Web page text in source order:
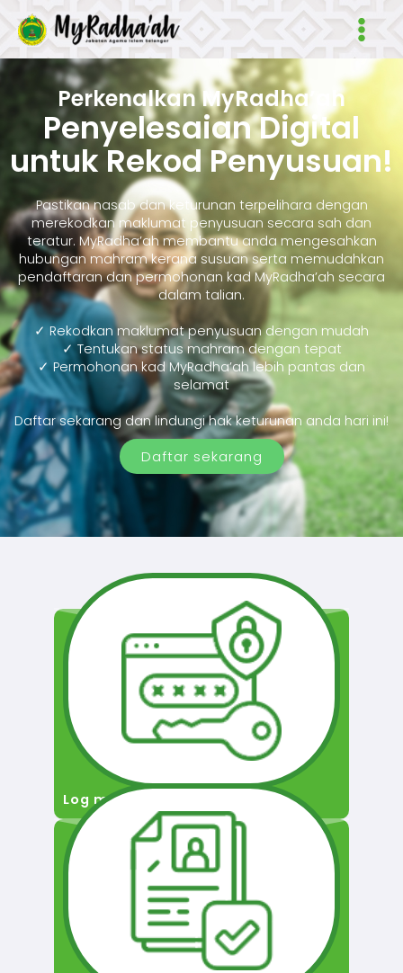
Main
Perkenalkan MyRadha’ah
Penyelesaian Digital
untuk Rekod Penyusuan!
Pastikan nasab dan keturunan terpelihara dengan
merekodkan maklumat penyusuan secara sah dan
teratur. MyRadha’ah membantu anda mengesahkan
hubungan mahram kerana susuan serta memudahkan
pendaftaran dan permohonan kad MyRadha’ah secara
dalam talian.
✓ Rekodkan maklumat penyusuan dengan mudah
✓ Tentukan status mahram dengan tepat
✓ Permohonan kad MyRadha’ah lebih pantas dan
selamat
Daftar sekarang dan lindungi hak keturunan anda hari ini!
Daftar sekarang
Log masuk